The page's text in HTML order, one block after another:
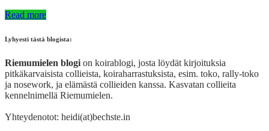
Read more
Lyhyesti tästä blogista:
Riemumielen blogi on koirablogi, josta löydät kirjoituksia
pitkäkarvaisista collieista, koiraharrastuksista, esim. toko, rally-toko
ja nosework, ja elämästä collieiden kanssa. Kasvatan collieita
kennelnimellä Riemumielen.
Yhteydenotot: heidi(at)bechste.in